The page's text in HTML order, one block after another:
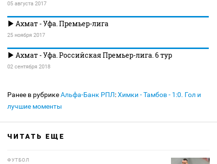
05 августа 2017
Ахмат - Уфа. Премьер-лига
25 ноября 2017
Ахмат - Уфа. Российская Премьер-лига. 6 тур
02 сентября 2018
Ранее в рубрикеАльфа-Банк РПЛ:Химки - Тамбов - 1:0. Гол и
лучшие моменты
ЧИТАТЬ ЕЩЕ
ФУТБОЛ